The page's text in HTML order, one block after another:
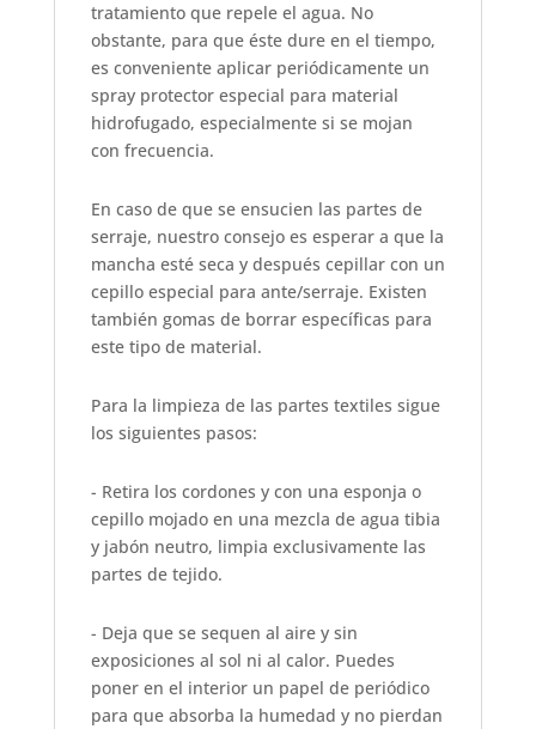
tratamiento que repele el agua. No
obstante, para que éste dure en el tiempo,
es conveniente aplicar periódicamente un
spray protector especial para material
hidrofugado, especialmente si se mojan
con frecuencia.
En caso de que se ensucien las partes de
serraje, nuestro consejo es esperar a que la
mancha esté seca y después cepillar con un
cepillo especial para ante/serraje. Existen
también gomas de borrar específicas para
este tipo de material.
Para la limpieza de las partes textiles sigue
los siguientes pasos:
- Retira los cordones y con una esponja o
cepillo mojado en una mezcla de agua tibia
y jabón neutro, limpia exclusivamente las
partes de tejido.
- Deja que se sequen al aire y sin
exposiciones al sol ni al calor. Puedes
poner en el interior un papel de periódico
para que absorba la humedad y no pierdan